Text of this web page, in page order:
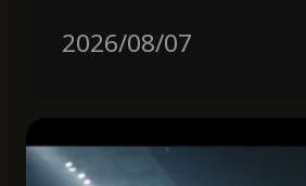
2026/08/07